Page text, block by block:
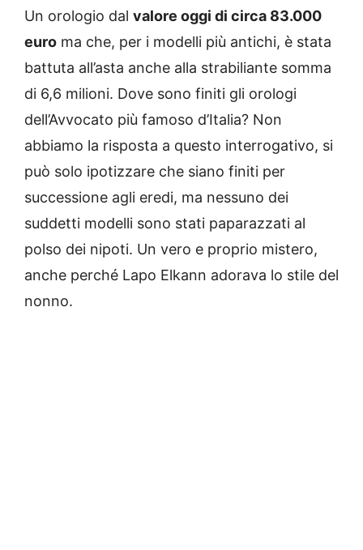
Un orologio dal valore oggi di circa 83.000
euro ma che, per i modelli più antichi, è stata
battuta all’asta anche alla strabiliante somma
di 6,6 milioni. Dove sono finiti gli orologi
dell’Avvocato più famoso d’Italia? Non
abbiamo la risposta a questo interrogativo, si
può solo ipotizzare che siano finiti per
successione agli eredi, ma nessuno dei
suddetti modelli sono stati paparazzati al
polso dei nipoti. Un vero e proprio mistero,
anche perché Lapo Elkann adorava lo stile del
nonno.